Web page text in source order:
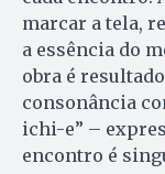
marcar a tela,
a essência do
obra é
consonância
ichi-e” –
encontro é